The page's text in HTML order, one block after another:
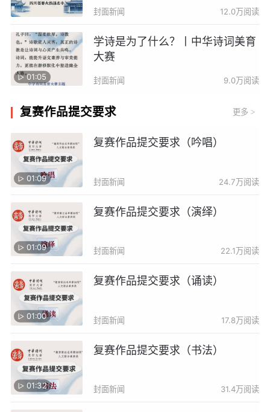
封面新闻 12.0万阅读
01:05
学诗是为了什么？丨中华诗词美育
大赛
封面新闻 9.0万阅读
复赛作品提交要求 更多 >
01:09
复赛作品提交要求（吟唱）
封面新闻 24.7万阅读
01:09
复赛作品提交要求（演绎）
封面新闻 22.1万阅读
01:00
复赛作品提交要求（诵读）
封面新闻 17.8万阅读
01:32
复赛作品提交要求（书法）
封面新闻 31.4万阅读